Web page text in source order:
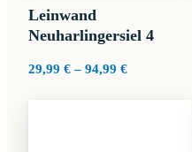
Leinwand
Neuharlingersiel 4
29,99 € – 94,99 €Preisspanne: